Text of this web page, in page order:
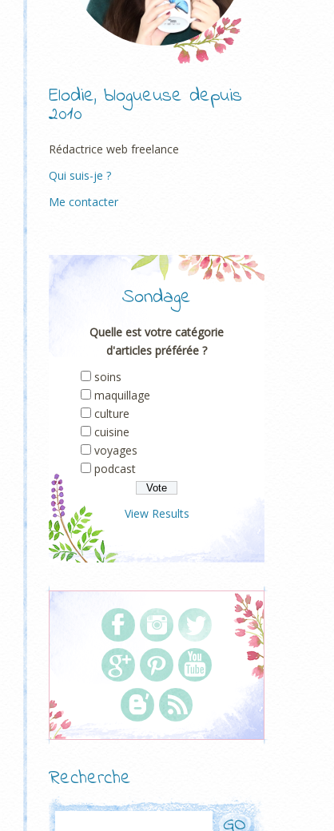
Elodie, blogueuse depuis
2010
Rédactrice web freelance
Qui suis-je ?
Me contacter
Sondage
Quelle est votre catégorie
d'articles préférée ?
soins
maquillage
culture
cuisine
voyages
podcast
View Results
Recherche